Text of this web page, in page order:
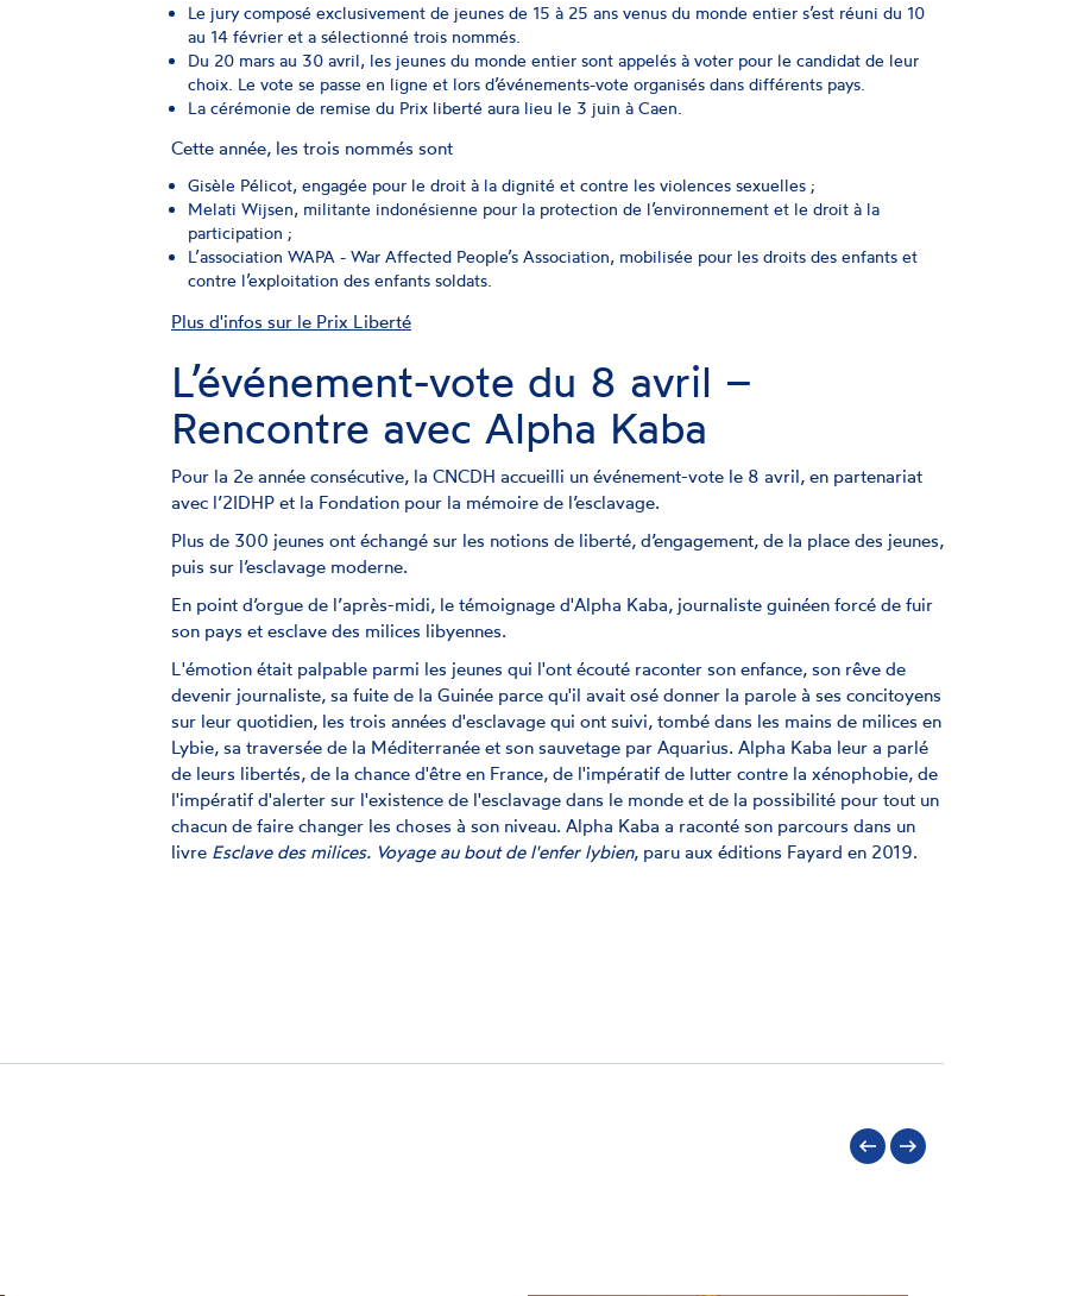
Le jury composé exclusivement de jeunes de 15 à 25 ans venus du monde entier s’est réuni du 10
au 14 février et a sélectionné trois nommés.
Du 20 mars au 30 avril, les jeunes du monde entier sont appelés à voter pour le candidat de leur
choix. Le vote se passe en ligne et lors d’événements-vote organisés dans différents pays.
La cérémonie de remise du Prix liberté aura lieu le 3 juin à Caen.
Cette année, les trois nommés sont
Gisèle Pélicot, engagée pour le droit à la dignité et contre les violences sexuelles ;
Melati Wijsen, militante indonésienne pour la protection de l’environnement et le droit à la
participation ;
L’association WAPA - War Affected People’s Association, mobilisée pour les droits des enfants et
contre l’exploitation des enfants soldats.
Plus d'infos sur le Prix Liberté
L’événement-vote du 8 avril –
Rencontre avec Alpha Kaba
Pour la 2e année consécutive, la CNCDH accueilli un événement-vote le 8 avril, en partenariat
avec l’2IDHP et la Fondation pour la mémoire de l’esclavage.
Plus de 300 jeunes ont échangé sur les notions de liberté, d’engagement, de la place des jeunes,
puis sur l’esclavage moderne.
En point d’orgue de l’après-midi, le témoignage d'Alpha Kaba, journaliste guinéen forcé de fuir
son pays et esclave des milices libyennes.
L'émotion était palpable parmi les jeunes qui l'ont écouté raconter son enfance, son rêve de
devenir journaliste, sa fuite de la Guinée parce qu'il avait osé donner la parole à ses concitoyens
sur leur quotidien, les trois années d'esclavage qui ont suivi, tombé dans les mains de milices en
Lybie, sa traversée de la Méditerranée et son sauvetage par Aquarius. Alpha Kaba leur a parlé
de leurs libertés, de la chance d'être en France, de l'impératif de lutter contre la xénophobie, de
l'impératif d'alerter sur l'existence de l'esclavage dans le monde et de la possibilité pour tout un
chacun de faire changer les choses à son niveau. Alpha Kaba a raconté son parcours dans un
livre Esclave des milices. Voyage au bout de l'enfer lybien, paru aux éditions Fayard en 2019.